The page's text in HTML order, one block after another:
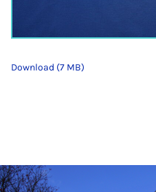
Download (7 MB)